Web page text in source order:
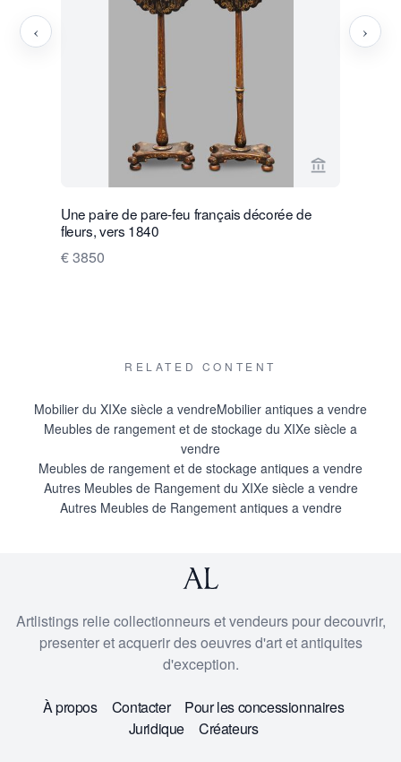
Voir la page
Une paire de pare-feu français décorée de
fleurs, vers 1840
€ 3850
‹ ›
RELATED CONTENT
Mobilier du XIXe siècle a vendreMobilier antiques a vendre
Meubles de rangement et de stockage du XIXe siècle a
vendre
Meubles de rangement et de stockage antiques a vendre
Autres Meubles de Rangement du XIXe siècle a vendre
Autres Meubles de Rangement antiques a vendre
Artlistings relie collectionneurs et vendeurs pour decouvrir,
presenter et acquerir des oeuvres d'art et antiquites
d'exception.
À propos Contacter
Pour les concessionnaires
Juridique
Créateurs